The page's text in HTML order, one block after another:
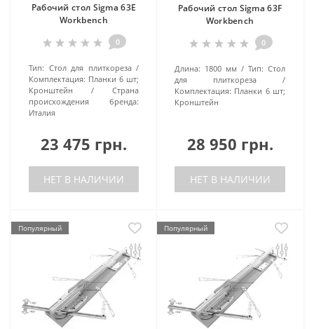
Рабочий стол Sigma 63E
Workbench
0
Тип: Стол для плиткореза
Комплектация: Планки 6 шт;
Кронштейн
Страна
происхождения бренда:
Италия
23 475 грн.
НЕТ В НАЛИЧИИ
Рабочий стол Sigma 63F
Workbench
0
Длина: 1800 мм Тип: Стол
для плиткореза
Комплектация: Планки 6 шт;
Кронштейн
28 950 грн.
НЕТ В НАЛИЧИИ
Популярный Популярный